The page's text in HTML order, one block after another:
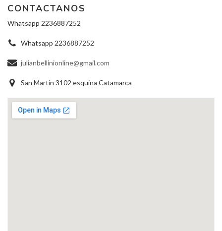
CONTACTANOS
Whatsapp 2236887252
Whatsapp 2236887252
julianbellinionline@gmail.com
San Martín 3102 esquina Catamarca